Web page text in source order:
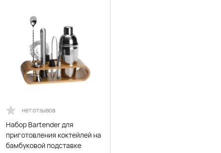
нет отзывов
Набор Bartender для
приготовления коктейлей на
бамбуковой подставке